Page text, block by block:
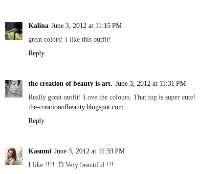
Kalina June 3, 2012 at 11:15 PM
great colors! I like this outfit!
Reply
the creation of beauty is art. June 3, 2012 at 11:31 PM
Really great outfit! Love the colours. That top is super cute!
the-creationofbeauty.blogspot.com
Reply
Kasumi June 3, 2012 at 11:33 PM
I like !!!! :D Very beautiful !!!